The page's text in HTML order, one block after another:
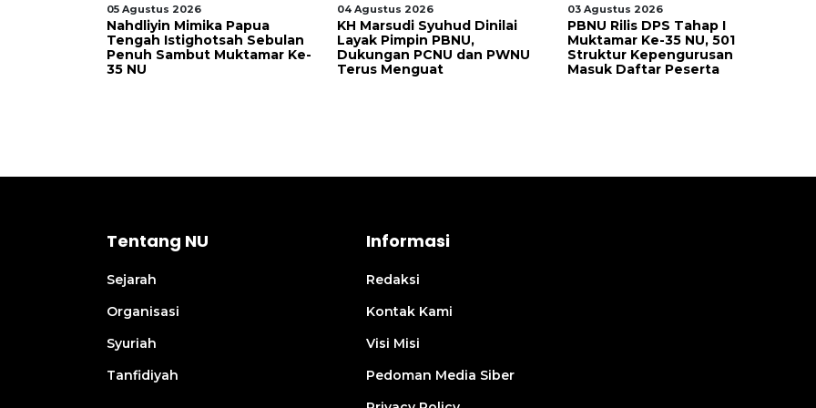
05 Agustus 2026
Nahdliyin Mimika Papua
Tengah Istighotsah Sebulan
Penuh Sambut Muktamar Ke-
35 NU
04 Agustus 2026
KH Marsudi Syuhud Dinilai
Layak Pimpin PBNU,
Dukungan PCNU dan PWNU
Terus Menguat
03 Agustus 2026
PBNU Rilis DPS Tahap I
Muktamar Ke-35 NU, 501
Struktur Kepengurusan
Masuk Daftar Peserta
Tentang NU
Sejarah
Organisasi
Syuriah
Tanfidiyah
Informasi
Redaksi
Kontak Kami
Visi Misi
Pedoman Media Siber